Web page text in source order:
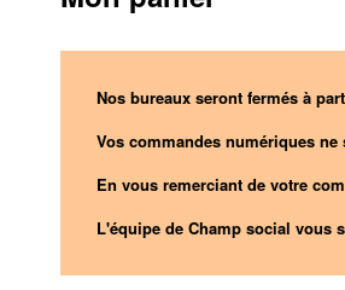
Nos bureaux seront fermés à
Vos commandes numériques
En vous remerciant de votre
L'équipe de Champ social vous